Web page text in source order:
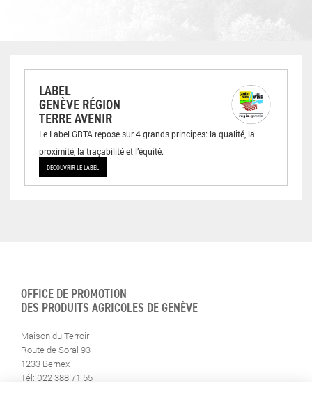
LABEL
GENÈVE RÉGION
TERRE AVENIR
Le Label GRTA repose sur 4 grands principes: la qualité, la
proximité, la traçabilité et l’équité.
DÉCOUVRIR LE LABEL
OFFICE DE PROMOTION
DES PRODUITS AGRICOLES DE GENÈVE
Maison du Terroir
Route de Soral 93
1233 Bernex
Tél: 022 388 71 55